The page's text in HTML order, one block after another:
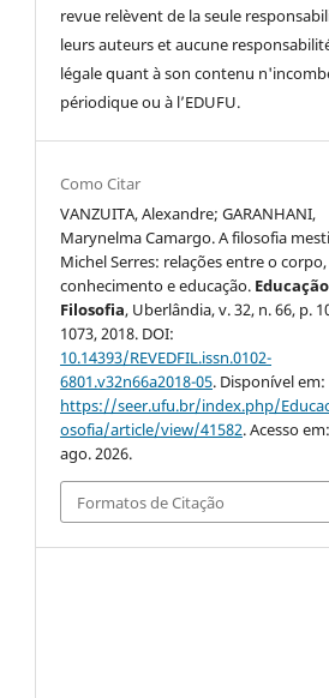
revue relèvent de la seule
leurs auteurs et aucune
légale quant à son contenu
périodique ou à l’EDUFU.
Como Citar
VANZUITA, Alexandre; GARANHANI,
Marynelma Camargo. A filosofia
Michel Serres: relações entre o corpo,
conhecimento e educação.
Filosofia, Uberlândia, v. 32, n. 66, p.
1073, 2018. DOI:
10.14393/REVEDFIL.issn.0102-
6801.v32n66a2018-05. Disponível em:
https://seer.ufu.br/index.php/
osofia/article/view/41582. Acesso
ago. 2026.
Formatos de Citação